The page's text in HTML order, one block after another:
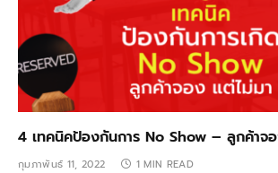
4 เทคนิคป้องกันการ No Show – ลูกค้าจ
กุมภาพันธ์ 11, 2022 1 MIN READ